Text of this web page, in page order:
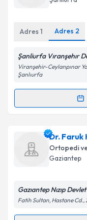
Kişisel
Adres 1 Adres 2
Şanliurfa Vıranşehır
Viranşehir-Ceylanpınar
Şanlıurfa
Randevu
Ass. Dr. Onur
oluşturun. Size
takvim
Dr. Faruk
Ortopedi
Gaziantep
Gazıantep Nızıp
Fatih Sultan, Hastane